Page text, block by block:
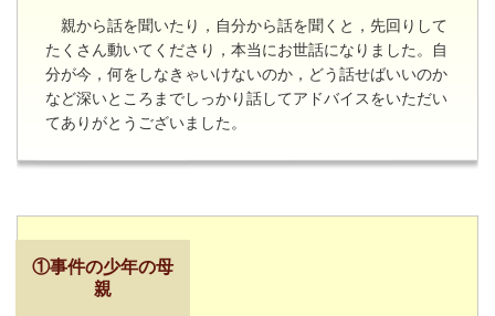
親から話を聞いたり，自分から話を聞くと，先回りして
たくさん動いてくださり，本当にお世話になりました。自
分が今，何をしなきゃいけないのか，どう話せばいいのか
など深いところまでしっかり話してアドバイスをいただい
てありがとうございました。
①事件の少年の母
親